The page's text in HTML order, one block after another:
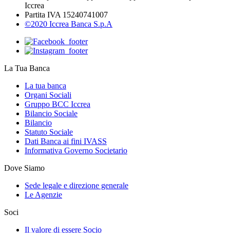
Iccrea
Partita IVA 15240741007
©2020 Iccrea Banca S.p.A
La Tua Banca
La tua banca
Organi Sociali
Gruppo BCC Iccrea
Bilancio Sociale
Bilancio
Statuto Sociale
Dati Banca ai fini IVASS
Informativa Governo Societario
Dove Siamo
Sede legale e direzione generale
Le Agenzie
Soci
Il valore di essere Socio